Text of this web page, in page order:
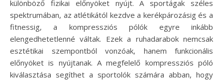
különböző fizikai előnyöket nyújt. A sportágak széles
spektrumában, az atlétikától kezdve a kerékpározásig és a
fitnessig, a kompressziós pólók egyre inkább
elengedhetetlenné váltak. Ezek a ruhadarabok nemcsak
esztétikai szempontból vonzóak, hanem funkcionális
előnyöket is nyújtanak. A megfelelő kompressziós póló
kiválasztása segíthet a sportolók számára abban, hogy